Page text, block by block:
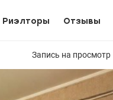
Риэлторы Отзывы
Запись на просмотр